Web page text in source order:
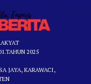
2025
JAYA, KARAWACI,